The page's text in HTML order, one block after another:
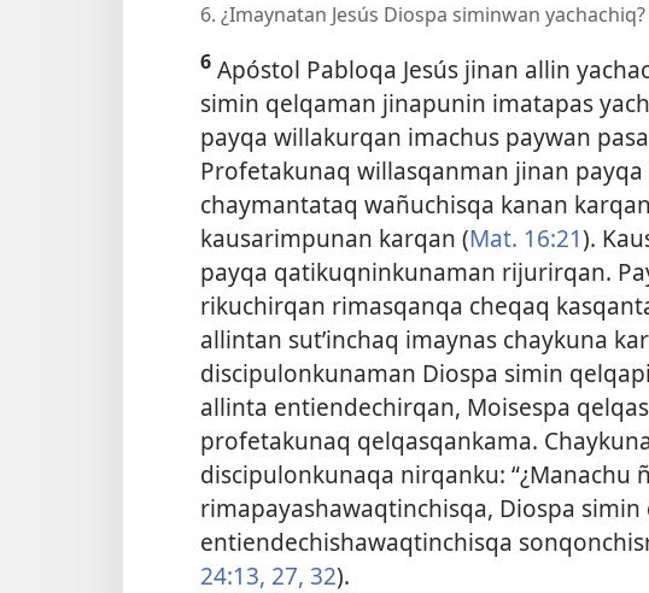
6. ¿Imaynatan Jesús Diospa siminwan
6 Apóstol Pabloqa Jesús jinan allin
simin qelqaman jinapunin imatapas
payqa willakurqan imachus paywan
Profetakunaq willasqanman jinan payqa
chaymantataq wañuchisqa kanan
kausarimpunan karqan (Mat. 16:21).
payqa qatikuqninkunaman rijurirqan.
rikuchirqan rimasqanqa cheqaq
allintan sut’inchaq imaynas chaykuna
discipulonkunaman Diospa simin
allinta entiendechirqan, Moisespa
profetakunaq qelqasqankama.
discipulonkunaqa nirqanku: “¿Manachu
rimapayashawaqtinchisqa, Diospa
entiendechishawaqtinchisqa
24:13, 27, 32).